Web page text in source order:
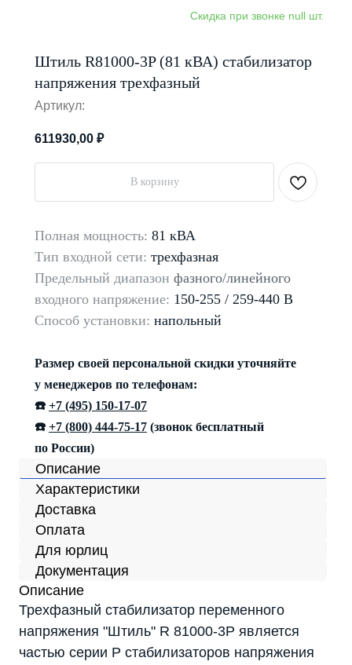
Штиль R81000-3P (81 кВА) стабилизатор
напряжения трехфазный
Артикул:
611930,00 ₽
В корзину
Полная мощность: 81 кВА
Тип входной сети: трехфазная
Предельный диапазон фазного/линейного
входного напряжение: 150-255 / 259-440 В
Способ установки: напольный
Размер своей персональной скидки уточняйте
у менеджеров по телефонам:
☎️ +7 (495) 150-17-07
☎️ +7 (800) 444-75-17 (звонок бесплатный
по России)
Описание
Характеристики
Доставка
Оплата
Для юрлиц
Документация
Описание
Трехфазный стабилизатор переменного
напряжения "Штиль" R 81000-3P является
частью серии P стабилизаторов напряжения